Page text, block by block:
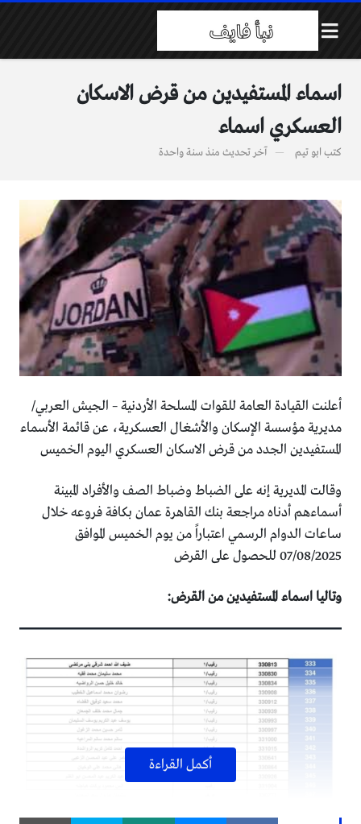
اسماء المستفيدين من قرض الاسكان
العسكري اسماء
كتب ابو تيم آخر تحديث منذ سنة واحدة
أعلنت القيادة العامة للقوات المسلحة الأردنية – الجيش العربي/
مديرية مؤسسة الإسكان والأشغال العسكرية، عن قائمة الأسماء
المستفيدين الجدد من قرض الاسكان العسكري اليوم الخميس
وقالت المديرية إنه على الضباط وضباط الصف والأفراد المبينة
أسماءهم أدناه مراجعة بنك القاهرة عمان بكافة فروعه خلال
ساعات الدوام الرسمي اعتباراً من يوم الخميس الموافق
07/08/2025 للحصول على القرض
وتاليا اسماء المستفيدين من القرض:
أكمل القراءة